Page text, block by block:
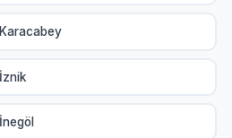
Karacabey
İznik
İnegöl